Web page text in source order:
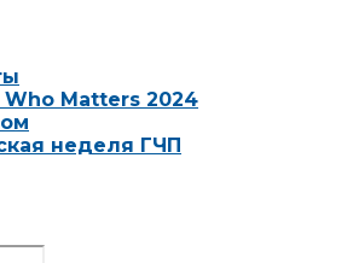
Who Matters 2024
неделя ГЧП